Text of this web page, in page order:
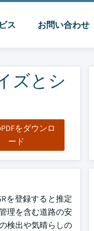
ス お問い合わせ
ズとシ
をダウンロ
ード
を登録すると推定
理を含む道路の安
検出や気晴らしの